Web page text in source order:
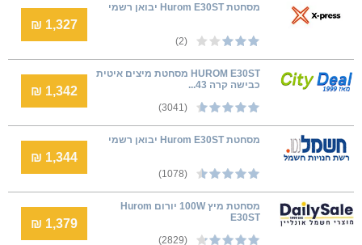
מסחטת Hurom E30ST יבואן רשמי
(2)
1,327 ₪
HUROM E30ST מסחטת מיצים איטית
כבישה קרה 43...
(3041)
1,342 ₪
מסחטת Hurom E30ST יבואן רשמי
(1078)
1,344 ₪
מסחטת מיץ 100W יורום Hurom
E30ST
(2829)
1,379 ₪